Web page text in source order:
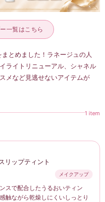
一覧はこちら
とめました！ラネージュの人
ライトリニューアル、シャネル
メなど見逃せないアイテムが
1 item
リップティント
メイクアップ
スで配合したうるおいティン
触ながら乾燥しにくいしっとり